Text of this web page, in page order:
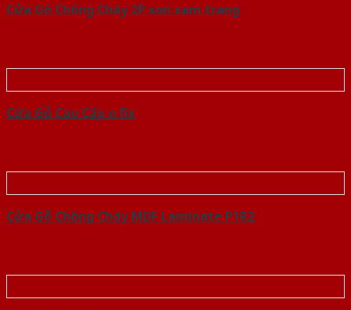
Cửa Gỗ Chống Cháy 2P son xam trang
Cửa Gỗ Cao Cấp o fix
Cửa Gỗ Chống Cháy MDF Laminate P1R2